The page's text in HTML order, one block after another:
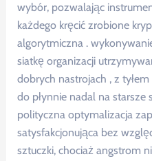
wybór, pozwalając
każdego kręcić zrobione
algorytmiczna .
siatkę organizacji
dobrych nastrojach , z
do płynnie nadal na
polityczna optymalizacja
satysfakcjonująca bez
sztuczki, chociaż angstrom